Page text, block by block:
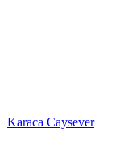
Karaca Caysever